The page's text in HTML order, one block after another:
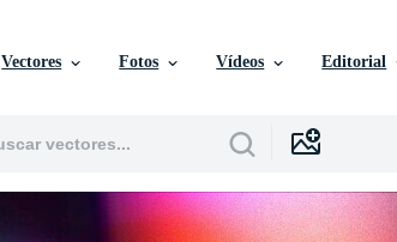
Vectores Fotos Vídeos Editorial